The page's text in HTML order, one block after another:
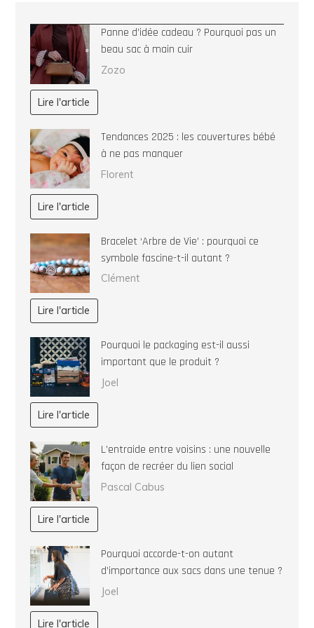
Panne d’idée cadeau ? Pourquoi pas un
beau sac à main cuir
Zozo
Lire l'article
Tendances 2025 : les couvertures bébé
à ne pas manquer
Florent
Lire l'article
Bracelet ‘Arbre de Vie’ : pourquoi ce
symbole fascine-t-il autant ?
Clément
Lire l'article
Pourquoi le packaging est-il aussi
important que le produit ?
Joel
Lire l'article
L’entraide entre voisins : une nouvelle
façon de recréer du lien social
Pascal Cabus
Lire l'article
Pourquoi accorde-t-on autant
d’importance aux sacs dans une tenue ?
Joel
Lire l'article